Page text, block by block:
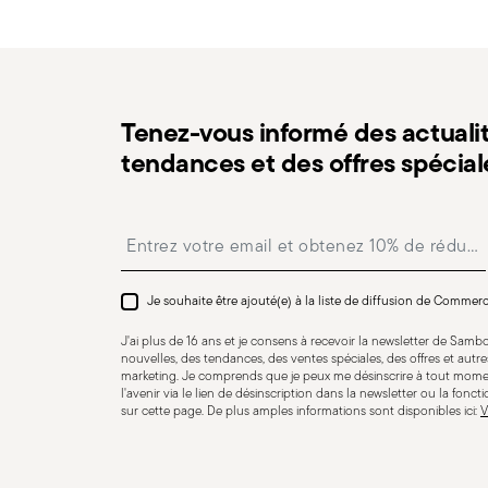
Résistance au lave-vaisselle
CUTLERY - Les couverts doivent être utilisés et
pour une utilisation en toute sécurité. Utilisation
usage spécifique. N'utilisez pas les couverts à des
Tenez-vous informé des
tendances et des offres
Je souhaite être ajouté(e) à la liste de diffusion de
J'ai plus de 16 ans et je consens à recevoir la newsletter de
nouvelles, des tendances, des ventes spéciales, des offres et
marketing. Je comprends que je peux me désinscrire à tout
l'avenir via le lien de désinscription dans la newsletter ou la
sur cette page. De plus amples informations sont disponibles ici: